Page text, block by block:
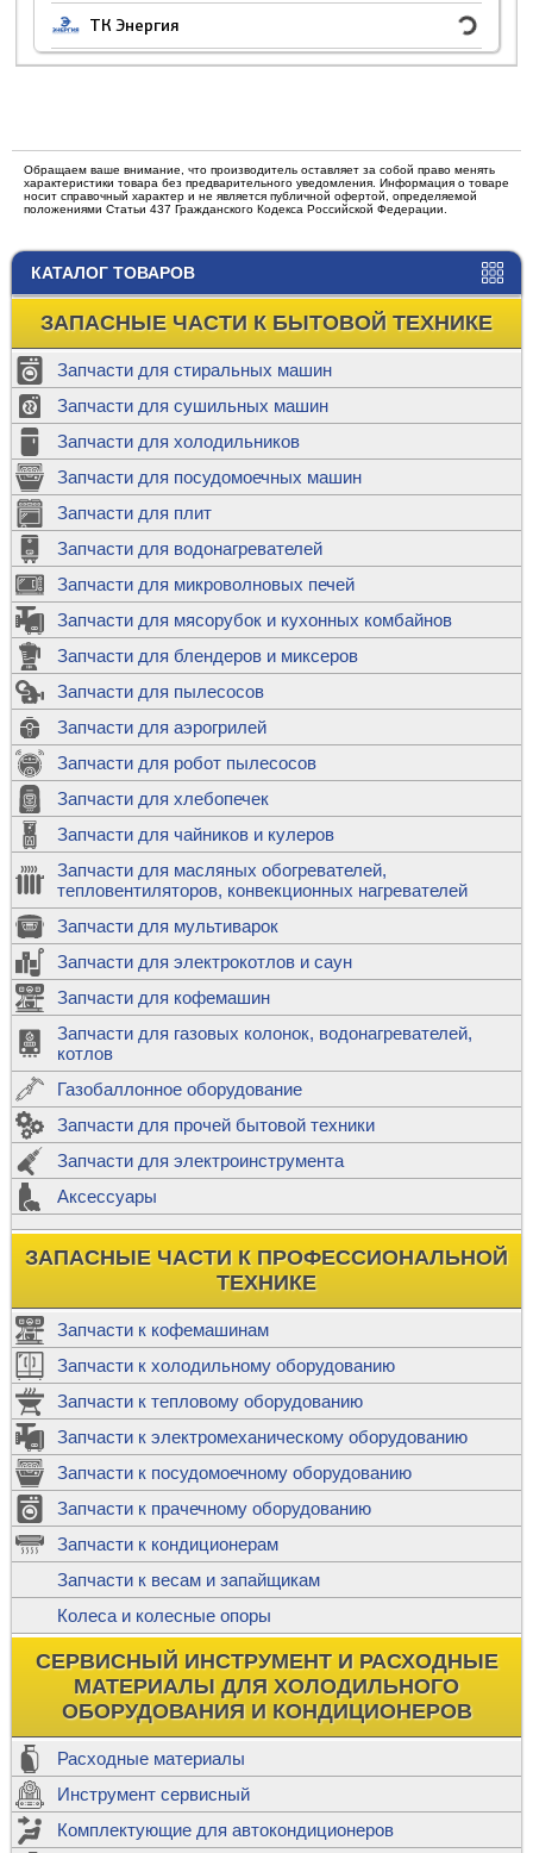
КАТАЛОГ ТОВАРОВ
ЗАПАСНЫЕ ЧАСТИ К БЫТОВОЙ ТЕХНИКЕ
Запчасти для стиральных машин
Запчасти для сушильных машин
Запчасти для холодильников
Запчасти для посудомоечных машин
Запчасти для плит
Запчасти для водонагревателей
Запчасти для микроволновых печей
Запчасти для мясорубок и кухонных комбайнов
Запчасти для блендеров и миксеров
Запчасти для пылесосов
Запчасти для аэрогрилей
Запчасти для робот пылесосов
Запчасти для хлебопечек
Запчасти для чайников и кулеров
Запчасти для масляных обогревателей,
тепловентиляторов, конвекционных нагревателей
Запчасти для мультиварок
Запчасти для электрокотлов и саун
Запчасти для кофемашин
Запчасти для газовых колонок, водонагревателей,
котлов
Газобаллонное оборудование
Запчасти для прочей бытовой техники
Запчасти для электроинструмента
Аксессуары
ЗАПАСНЫЕ ЧАСТИ К ПРОФЕССИОНАЛЬНОЙ
ТЕХНИКЕ
Запчасти к кофемашинам
Запчасти к холодильному оборудованию
Запчасти к тепловому оборудованию
Запчасти к электромеханическому оборудованию
Запчасти к посудомоечному оборудованию
Запчасти к прачечному оборудованию
Запчасти к кондиционерам
Запчасти к весам и запайщикам
Колеса и колесные опоры
СЕРВИСНЫЙ ИНСТРУМЕНТ И РАСХОДНЫЕ
МАТЕРИАЛЫ ДЛЯ ХОЛОДИЛЬНОГО
ОБОРУДОВАНИЯ И КОНДИЦИОНЕРОВ
Расходные материалы
Инструмент сервисный
Комплектующие для автокондиционеров
ТК Энергия
Обращаем ваше внимание, что производитель оставляет за собой право менять
характеристики товара без предварительного уведомления. Информация о товаре
носит справочный характер и не является публичной офертой, определяемой
положениями Статьи 437 Гражданского Кодекса Российской Федерации.